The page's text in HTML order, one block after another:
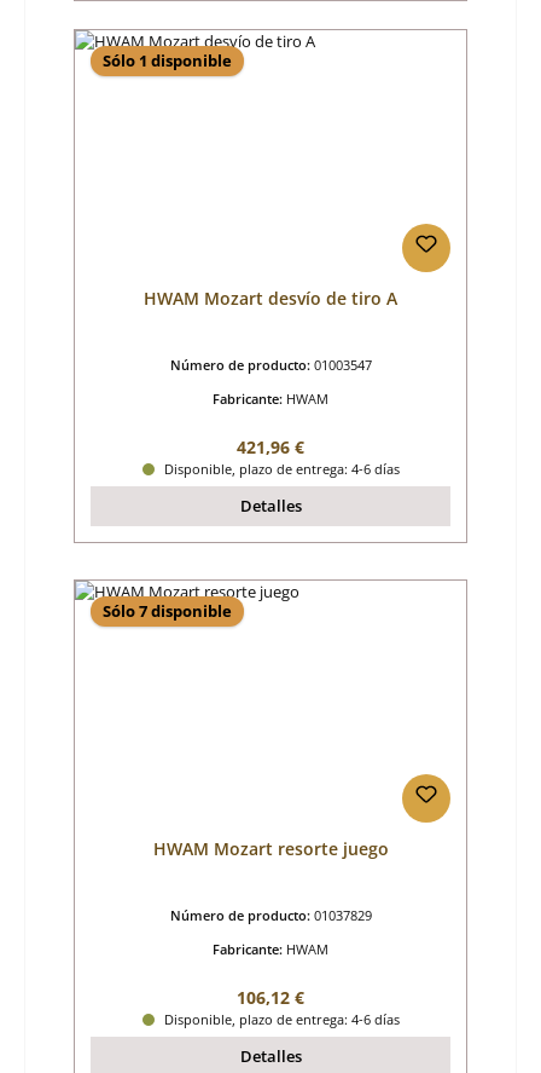
Sólo 1 disponible
HWAM Mozart desvío de tiro A
Número de producto: 01003547
Fabricante: HWAM
Precio normal:
421,96 €
Disponible, plazo de entrega: 4-6 días
Detalles
Sólo 7 disponible
HWAM Mozart resorte juego
Número de producto: 01037829
Fabricante: HWAM
Precio normal:
106,12 €
Disponible, plazo de entrega: 4-6 días
Detalles